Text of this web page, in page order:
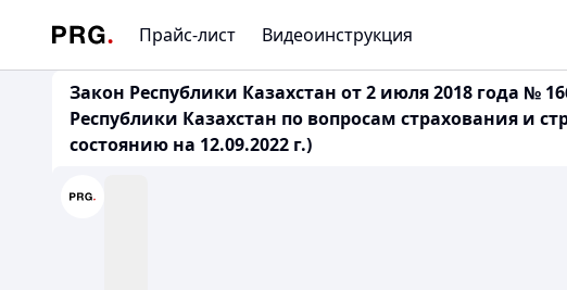
Прайс-лист Видеоинструкция
Закон Республики Казахстан от 2 июля 2018 года №
Республики Казахстан по вопросам страхования и
состоянию на 12.09.2022 г.)